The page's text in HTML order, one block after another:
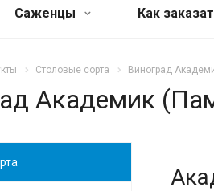
Саженцы Как
Столовые сорта Виноград
Академик